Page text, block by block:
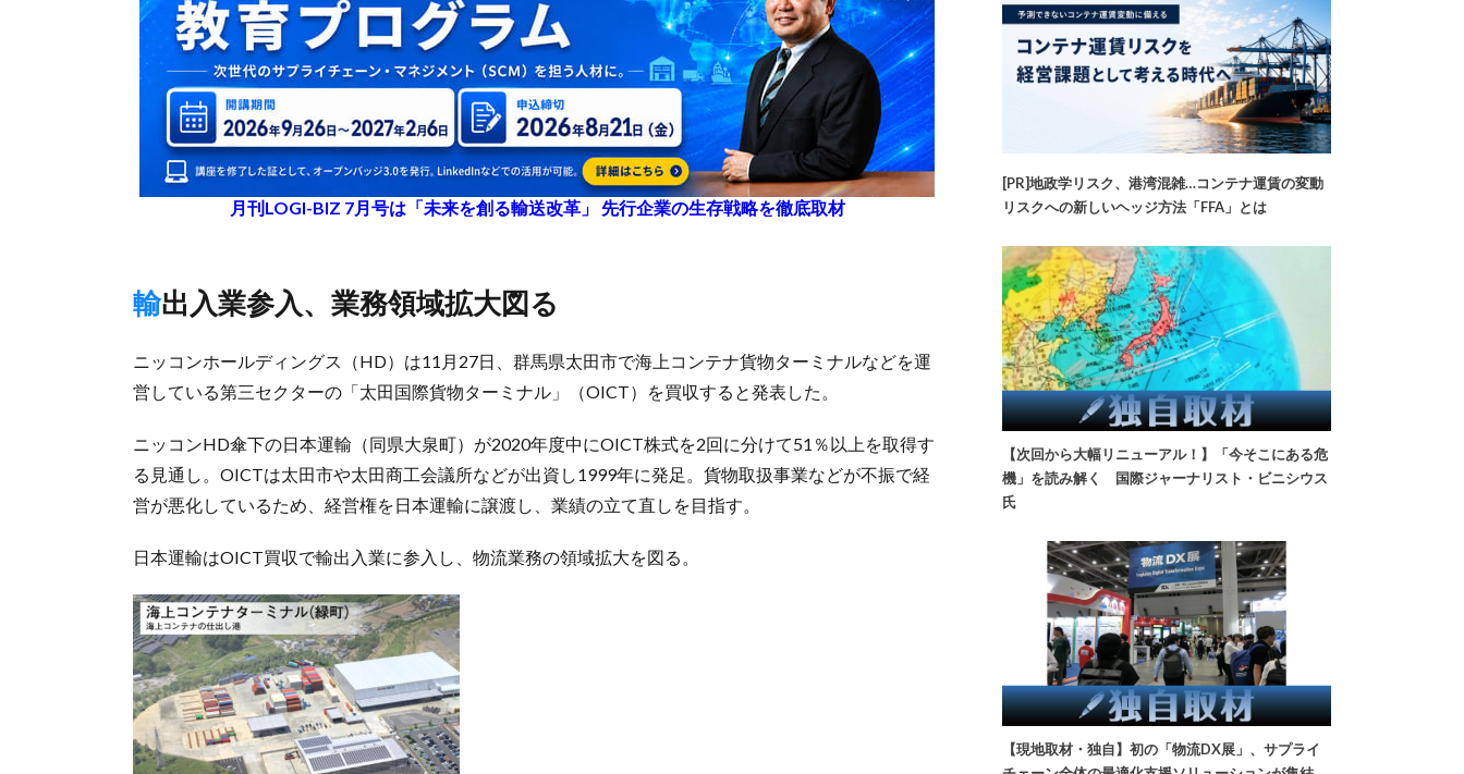
月刊LOGI-BIZ 7月号は「未来を創る輸送改革」 先行企業の生存戦略を徹底取材
輸出入業参入、業務領域拡大図る
ニッコンホールディングス（HD）は11月27日、群馬県太田市で海上コンテナ貨物ターミナルなどを運
営している第三セクターの「太田国際貨物ターミナル」（OICT）を買収すると発表した。
ニッコンHD傘下の日本運輸（同県大泉町）が2020年度中にOICT株式を2回に分けて51％以上を取得す
る見通し。OICTは太田市や太田商工会議所などが出資し1999年に発足。貨物取扱事業などが不振で経
営が悪化しているため、経営権を日本運輸に譲渡し、業績の立て直しを目指す。
日本運輸はOICT買収で輸出入業に参入し、物流業務の領域拡大を図る。
[PR]地政学リスク、港湾混雑…コンテナ運賃の変動
リスクへの新しいヘッジ方法「FFA」とは
【次回から大幅リニューアル！】「今そこにある危
機」を読み解く 国際ジャーナリスト・ビニシウス
氏
【現地取材・独自】初の「物流DX展」、サプライ